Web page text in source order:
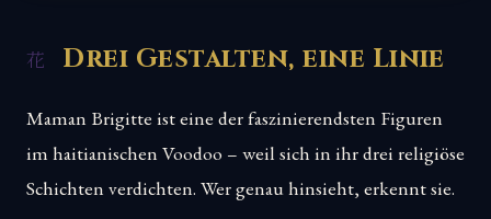
Drei Gestalten, eine Linie
Maman Brigitte ist eine der faszinierendsten Figuren
im haitianischen Voodoo – weil sich in ihr drei religiöse
Schichten verdichten. Wer genau hinsieht, erkennt sie.